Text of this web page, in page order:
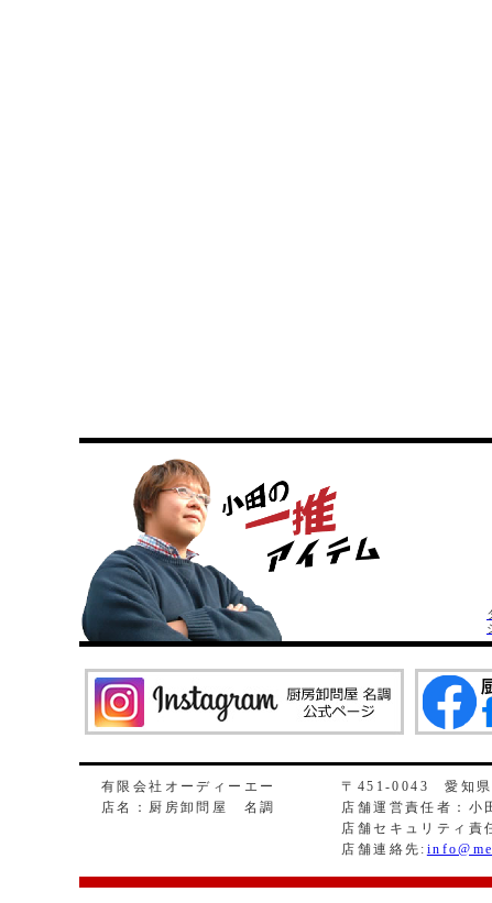
有限会社オーディーエー
店名：厨房卸問屋 名調
〒451-0043 愛知県
店舗運営責任者：小
店舗セキュリティ責
店舗連絡先: